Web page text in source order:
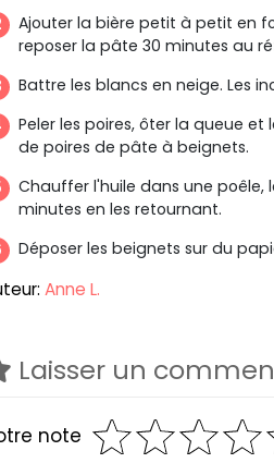
Ajouter la bière petit à petit en
reposer la pâte 30 minutes au
Battre les blancs en neige. Les
Peler les poires, ôter la queue
de poires de pâte à beignets.
Chauffer l'huile dans une
minutes en les retournant.
Déposer les beignets sur du
Anne L.
Laisser un
note